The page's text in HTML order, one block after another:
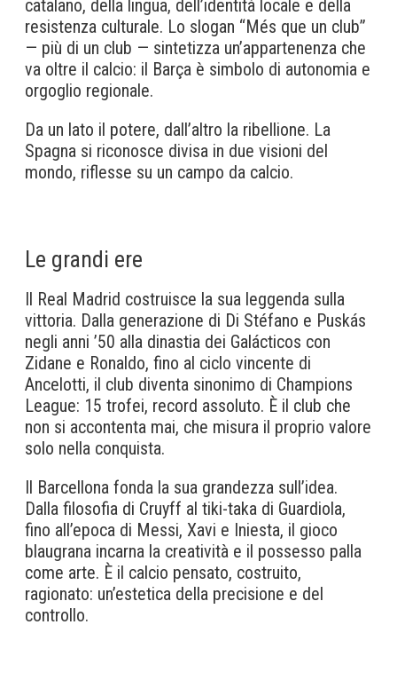
catalano, della lingua, dell’identità locale e della
resistenza culturale. Lo slogan “Més que un club”
— più di un club — sintetizza un’appartenenza che
va oltre il calcio: il Barça è simbolo di autonomia e
orgoglio regionale.
Da un lato il potere, dall’altro la ribellione. La
Spagna si riconosce divisa in due visioni del
mondo, riflesse su un campo da calcio.
Le grandi ere
Il Real Madrid costruisce la sua leggenda sulla
vittoria. Dalla generazione di Di Stéfano e Puskás
negli anni ’50 alla dinastia dei Galácticos con
Zidane e Ronaldo, fino al ciclo vincente di
Ancelotti, il club diventa sinonimo di Champions
League: 15 trofei, record assoluto. È il club che
non si accontenta mai, che misura il proprio valore
solo nella conquista.
Il Barcellona fonda la sua grandezza sull’idea.
Dalla filosofia di Cruyff al tiki-taka di Guardiola,
fino all’epoca di Messi, Xavi e Iniesta, il gioco
blaugrana incarna la creatività e il possesso palla
come arte. È il calcio pensato, costruito,
ragionato: un’estetica della precisione e del
controllo.